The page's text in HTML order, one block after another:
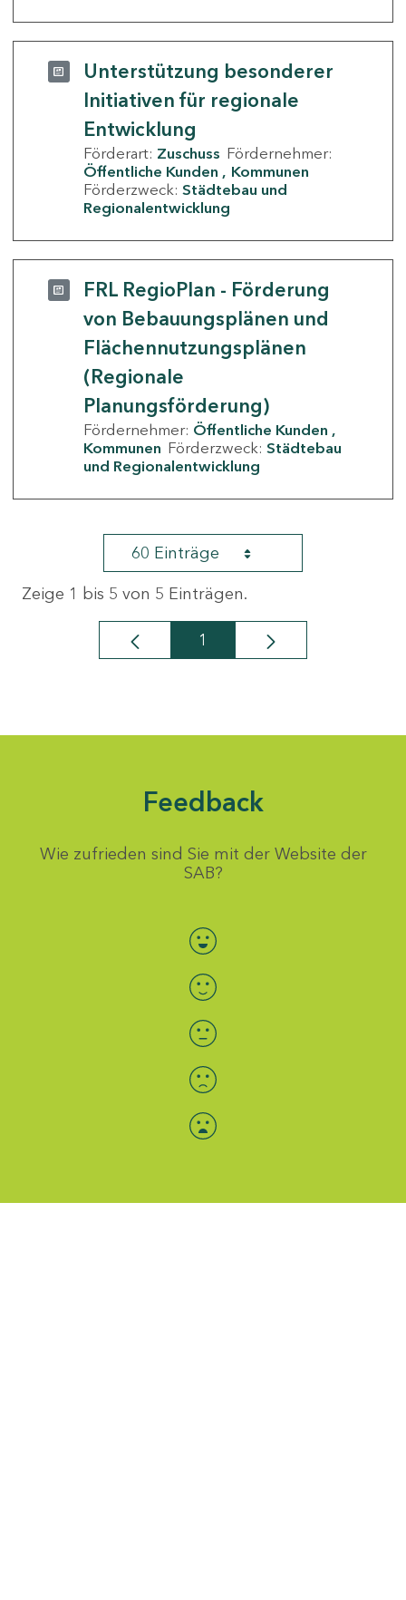
Unterstützung besonderer
Initiativen für regionale
Entwicklung
Förderart: Zuschuss Fördernehmer:
Öffentliche Kunden
Kommunen
Förderzweck: Städtebau und
Regionalentwicklung
FRL RegioPlan - Förderung
von Bebauungsplänen und
Flächennutzungsplänen
(Regionale
Planungsförderung)
Fördernehmer: Öffentliche Kunden
Kommunen Förderzweck: Städtebau
und Regionalentwicklung
60 Einträge
Zeige 1 bis 5 von 5 Einträgen.
Seite
1
Feedback
Wie zufrieden sind Sie mit der Website der
SAB?
Bewertung auswählen